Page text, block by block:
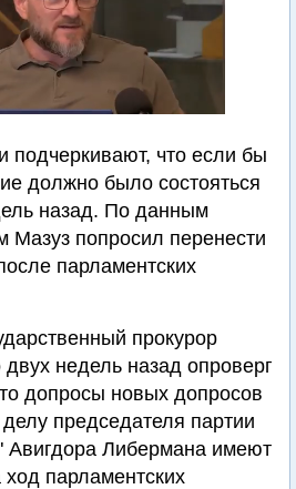
подчеркивают, что если бы
должно было состояться
назад. По данным
Мазуз попросил перенести
парламентских
прокурор
недель назад опроверг
допросы новых допросов
председателя партии
Либермана имеют
парламентских